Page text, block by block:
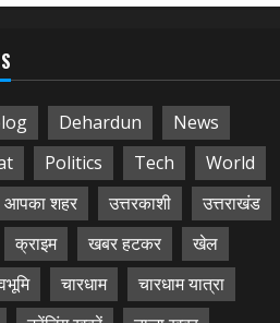
Dehardun
News
Politics Tech
World
आपका शहर उत्तरकाशी
उत्तराखंड
क्राइम खबर हटकर
खेल
चारधाम
चारधाम यात्रा